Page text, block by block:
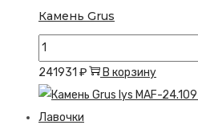
Камень Grus
Количество
товара
Камень
Grus
241931 ₽ В корзину